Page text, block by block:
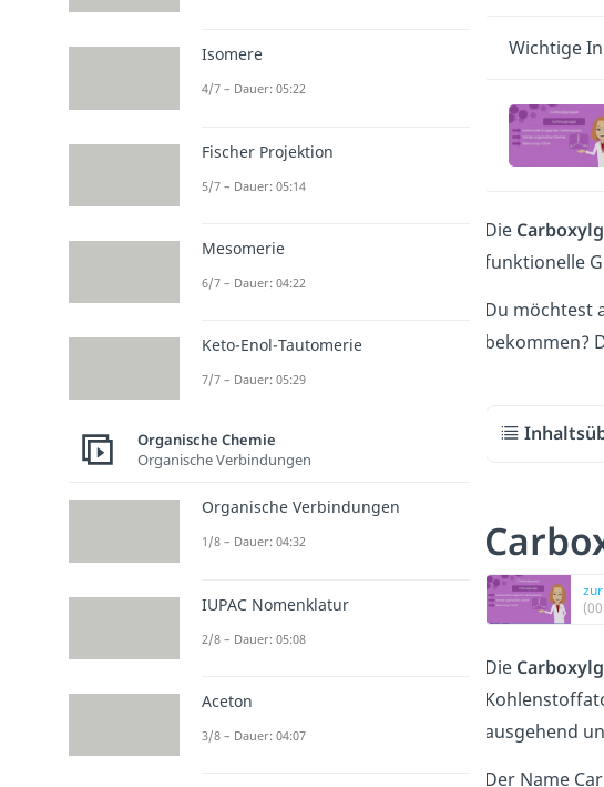
Wichtige
Die
funktionelle
Du möchtest
bekommen?
Die
ausgehend
Der Name
Isomere
4/7 – Dauer: 05:22
Fischer Projektion
5/7 – Dauer: 05:14
Mesomerie
6/7 – Dauer: 04:22
Keto-Enol-Tautomerie
7/7 – Dauer: 05:29
Organische Chemie
Organische Verbindungen
Organische Verbindungen
1/8 – Dauer: 04:32
IUPAC Nomenklatur
2/8 – Dauer: 05:08
Aceton
3/8 – Dauer: 04:07